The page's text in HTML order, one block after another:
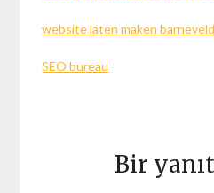
website laten maken barneveld
SEO bureau
Bir